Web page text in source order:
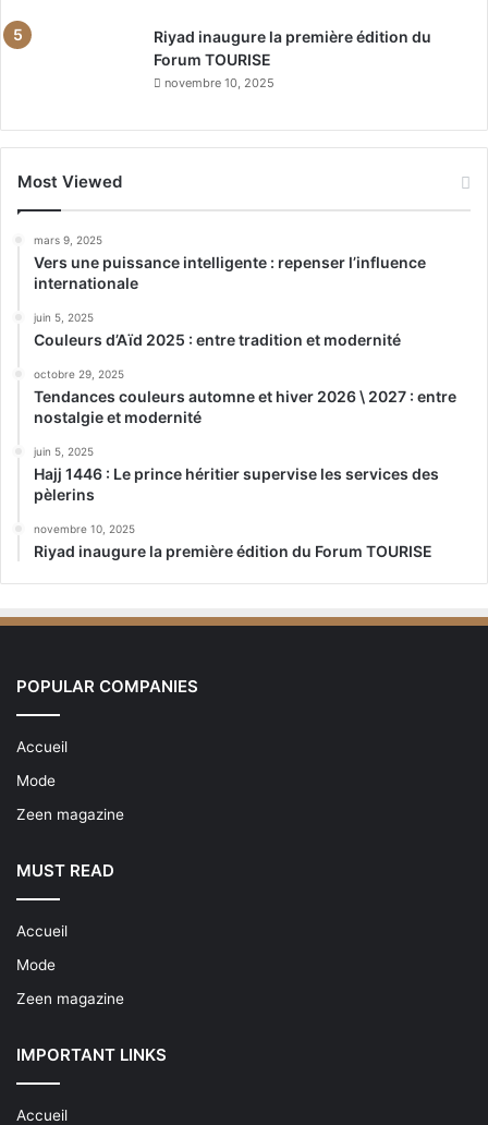
Riyad inaugure la première édition du
Forum TOURISE
novembre 10, 2025
Most Viewed
mars 9, 2025
Vers une puissance intelligente : repenser l’influence
internationale
juin 5, 2025
Couleurs d’Aïd 2025 : entre tradition et modernité
octobre 29, 2025
Tendances couleurs automne et hiver 2026 \ 2027 : entre
nostalgie et modernité
juin 5, 2025
Hajj 1446 : Le prince héritier supervise les services des
pèlerins
novembre 10, 2025
Riyad inaugure la première édition du Forum TOURISE
POPULAR COMPANIES
Accueil
Mode
Zeen magazine
MUST READ
Accueil
Mode
Zeen magazine
IMPORTANT LINKS
Accueil